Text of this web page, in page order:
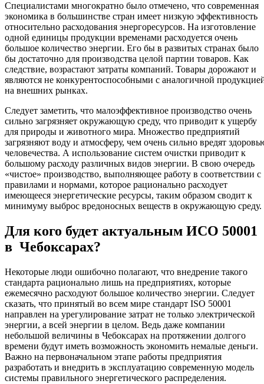
Специалистами многократно было отмечено, что современная
экономика в большинстве стран имеет низкую эффективность
относительно расходования энергоресурсов. На изготовление
одной единицы продукции временами расходуется очень
большое количество энергии. Его бы в развитых странах было
бы достаточно для производства целой партии товаров. Как
следствие, возрастают затраты компаний. Товары дорожают и
являются не конкурентоспособными с аналогичной
на внешних рынках.
Следует заметить, что малоэффективное производство очень
сильно загрязняет окружающую среду, что приводит к ущербу
для природы и животного мира. Множество предприятий
загрязняют воду и атмосферу, чем очень сильно вредят
человечества. А использование систем очистки приводит к
большому расходу различных видов энергии. В свою очередь
«чистое» производство, выполняющее работу в соответствии с
правилами и нормами, которое рационально расходует
имеющееся энергетические ресурсы, таким образом сводит к
минимуму выброс вредоносных веществ в окружающую среду.
Для кого будет актуальным ИСО 50001
в Чебоксарах?
Некоторые люди ошибочно полагают, что внедрение такого
стандарта рационально лишь на предприятиях, которые
ежемесячно расходуют большое количество энергии. Следует
сказать, что принятый во всем мире стандарт ISO 50001
направлен на урегулирование затрат не только электрической
энергии, а всей энергии в целом. Ведь даже компании
небольшой величины в Чебоксарах на протяжении долгого
времени будут иметь возможность экономить немалые деньги.
Важно на первоначальном этапе работы предприятия
разработать и внедрить в эксплуатацию современную модель
системы правильного энергетического распределения.